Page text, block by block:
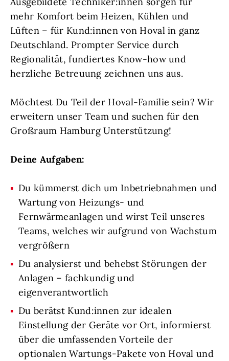
mehr Komfort beim Heizen, Kühlen und
Lüften – für Kund:innen von Hoval in ganz
Deutschland. Prompter Service durch
Regionalität, fundiertes Know-how und
herzliche Betreuung zeichnen uns aus.
Möchtest Du Teil der Hoval-Familie sein? Wir
erweitern unser Team und suchen für den
Großraum Hamburg Unterstützung!
Deine Aufgaben:
Du kümmerst dich um Inbetriebnahmen und
Wartung von Heizungs- und
Fernwärmeanlagen und wirst Teil unseres
Teams, welches wir aufgrund von Wachstum
vergrößern
Du analysierst und behebst Störungen der
Anlagen – fachkundig und
eigenverantwortlich
Du berätst Kund:innen zur idealen
Einstellung der Geräte vor Ort, informierst
über die umfassenden Vorteile der
optionalen Wartungs-Pakete von Hoval und